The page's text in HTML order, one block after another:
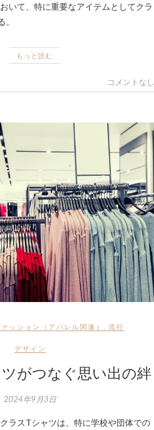
いて、特に重要なアイテムとしてクラ
もっと読む
コメントなし
ァッション（アパレル関連） ,流行
デザイン
がつなぐ思い出の絆
2024年9月3日
ラスTシャツは、特に学校や団体での